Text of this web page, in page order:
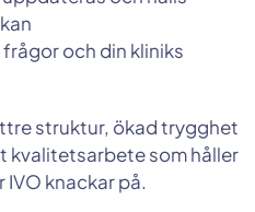
och din kliniks
struktur, ökad trygghet
kvalitetsarbete som håller
IVO knackar på.